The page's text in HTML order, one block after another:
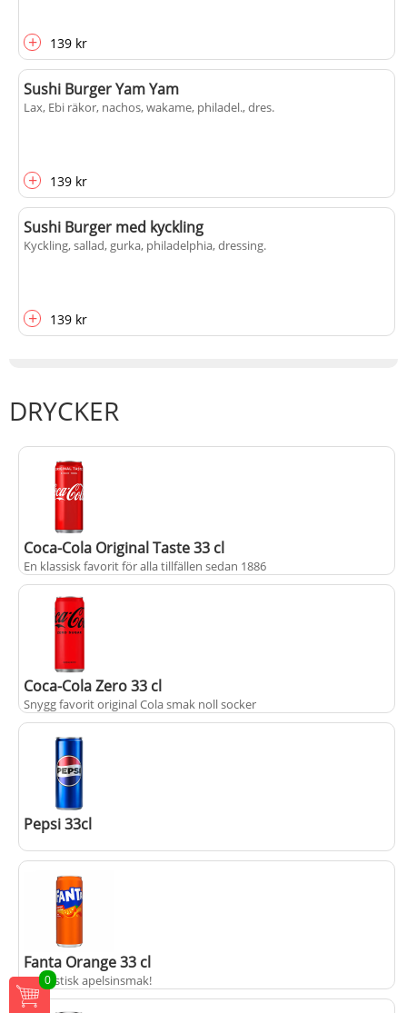
0
+ 139 kr
Sushi Burger Yam Yam
Lax, Ebi räkor, nachos, wakame, philadel., dres.
+ 139 kr
Sushi Burger med kyckling
Kyckling, sallad, gurka, philadelphia, dressing.
+ 139 kr
DRYCKER
Coca-Cola Original Taste 33 cl
En klassisk favorit för alla tillfällen sedan 1886
25 kr
Coca-Cola Zero 33 cl
Snygg favorit original Cola smak noll socker
25 kr
Pepsi 33cl
25 kr
Fanta Orange 33 cl
Fantastisk apelsinsmak!